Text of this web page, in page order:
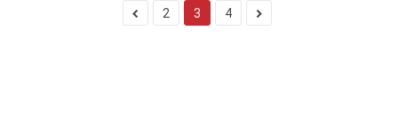
2 3 4